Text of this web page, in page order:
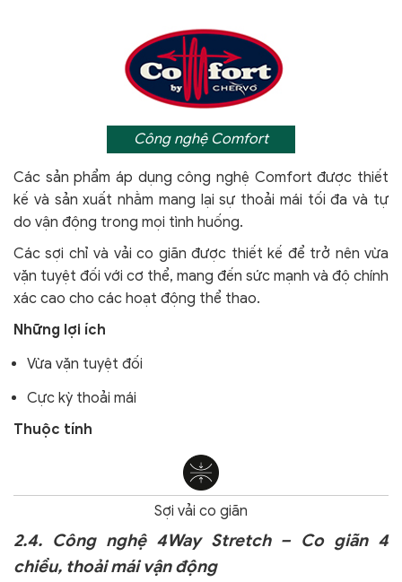
Công nghệ Comfort
Các sản phẩm áp dụng công nghệ Comfortđược thiết
kế và sản xuất nhằm mang lại sự thoải mái tối đa và tự
do vận động trong mọi tình huống.
Các sợi chỉ và vải co giãn được thiết kế để trở nên vừa
vặn tuyệt đối với cơ thể, mang đến sức mạnh và độ chính
xác cao cho các hoạt động thể thao.
Những lợi ích
Vừa vặn tuyệt đối
Cực kỳ thoải mái
Thuộc tính
Sợi vải co giãn
2.4. Công nghệ 4Way Stretch – Co giãn 4
chiều, thoải mái vận động